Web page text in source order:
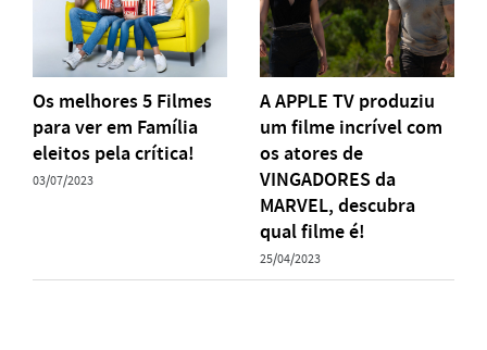
Os melhores 5 Filmes
para ver em Família
eleitos pela crítica!
03/07/2023
A APPLE TV produziu
um filme incrível com
os atores de
VINGADORES da
MARVEL, descubra
qual filme é!
25/04/2023